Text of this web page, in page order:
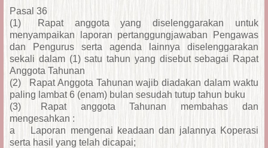
Pasal 36
(1)
Rapat anggota yang diselenggarakan untuk
menyampaikan laporan pertanggungjawaban Pengawas
dan Pengurus serta agenda lainnya diselenggarakan
sekali dalam (1) satu tahun yang disebut sebagai Rapat
Anggota Tahunan
(2)
Rapat Anggota Tahunan wajib diadakan dalam waktu
paling lambat 6 (enam) bulan sesudah tutup tahun buku
(3)
Rapat anggota Tahunan membahas dan
mengesahkan :
a
Laporan mengenai keadaan dan jalannya Koperasi
serta hasil yang telah dicapai;